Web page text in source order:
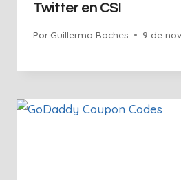
Twitter en CSI
Por Guillermo Baches 9 de